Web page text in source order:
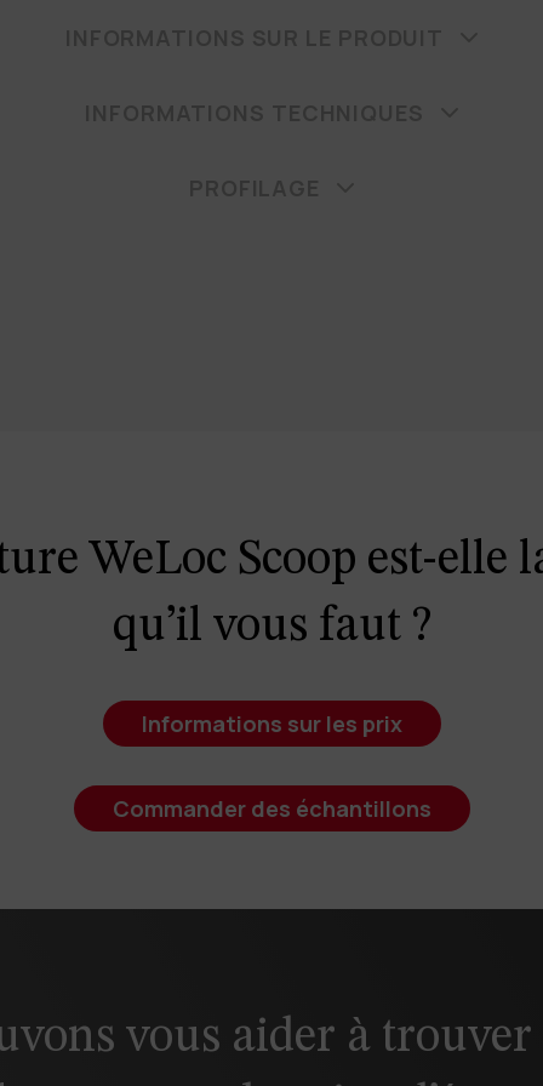
WeLoc Scoop est-elle
qu’il vous faut ?
Informations sur les prix
télécharger nos listes de prix, vous devez sélectionner la devise
de prix.Contact us pour demander un mot de passe.
Commander des échantillons
vous aider à